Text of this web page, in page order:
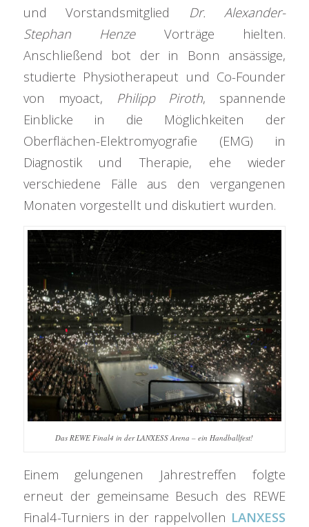
und Vorstandsmitglied Dr. Alexander-
Stephan Henze Vorträge hielten.
Anschließend bot der in Bonn ansässige,
studierte Physiotherapeut und Co-Founder
von myoact, Philipp Piroth, spannende
Einblicke in die Möglichkeiten der
Oberflächen-Elektromyografie (EMG) in
Diagnostik und Therapie, ehe wieder
verschiedene Fälle aus den vergangenen
Monaten vorgestellt und diskutiert wurden.
Das REWE Final4 in der LANXESS Arena – ein Handballfest!
Einem gelungenen Jahrestreffen folgte
erneut der gemeinsame Besuch des REWE
Final4-Turniers in der rappelvollen LANXESS